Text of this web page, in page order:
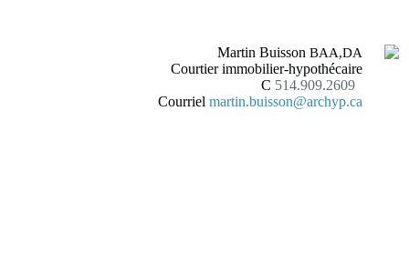
Martin Buisson BAA,DA
Courtier immobilier-hypothécaire
C 514.909.2609
Courriel martin.buisson@archyp.ca